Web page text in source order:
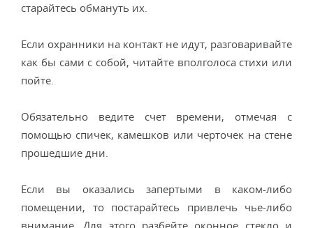
старайтесь обмануть их.
Если охранники на контакт не идут, разговаривайте
как бы сами с собой, читайте вполголоса стихи или
пойте.
Обязательно ведите счет времени, отмечая с
помощью спичек, камешков или черточек на стене
прошедшие дни.
Если вы оказались запертыми в каком-либо
помещении, то постарайтесь привлечь чье-либо
внимание. Для этого разбейте оконное стекло и